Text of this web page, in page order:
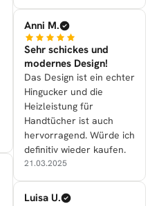
Anni M.
Sehr schickes und
modernes Design!
Das Design ist ein echter
Hingucker und die
Heizleistung für
Handtücher ist auch
hervorragend. Würde ich
definitiv wieder kaufen.
21.03.2025
Luisa U.